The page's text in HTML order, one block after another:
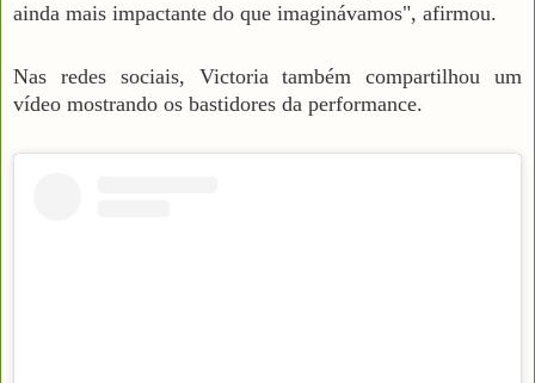
ainda mais impactante do que imaginávamos", afirmou.
Nas redes sociais, Victoria também compartilhou um
vídeo mostrando os bastidores da performance.